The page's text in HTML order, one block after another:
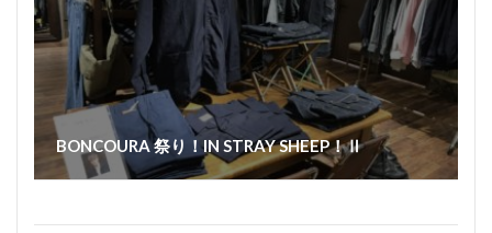
BONCOURA 祭り！IN STRAY SHEEP！Ⅱ